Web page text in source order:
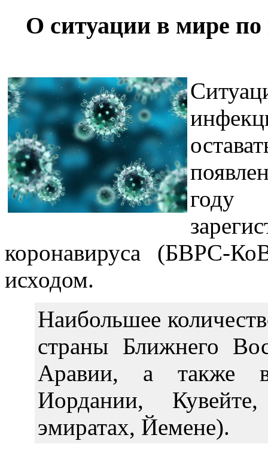
О ситуации в мире
коронавируса (БВРС-
исходом.
Наибольшее
страны Ближнего
Аравии, а также
Иордании,
эмиратах, Йемене).